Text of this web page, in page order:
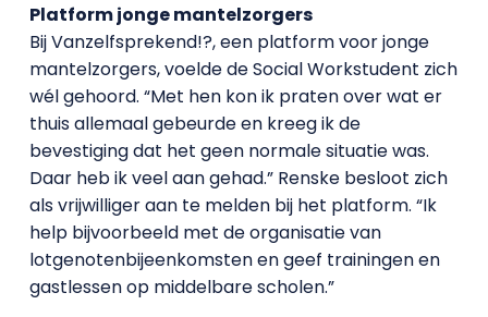
Platform jonge mantelzorgers
Bij Vanzelfsprekend!?, een platform voor jonge
mantelzorgers, voelde de Social Workstudent zich
wél gehoord. “Met hen kon ik praten over wat er
thuis allemaal gebeurde en kreeg ik de
bevestiging dat het geen normale situatie was.
Daar heb ik veel aan gehad.” Renske besloot zich
als vrijwilliger aan te melden bij het platform. “Ik
help bijvoorbeeld met de organisatie van
lotgenotenbijeenkomsten en geef trainingen en
gastlessen op middelbare scholen.”